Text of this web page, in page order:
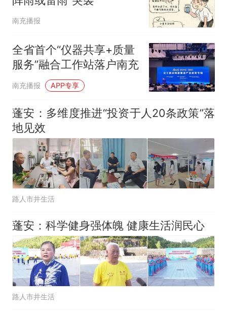
南充播报
全省首个“仪器共享+质量
服务”融合工作站落户南充
南充播报 APP专享
蓬安：多维度推进“投资于人20条政策”落
地见效
路人市井生活
蓬安：科学健身强体魄 健康生活润民心
路人市井生活